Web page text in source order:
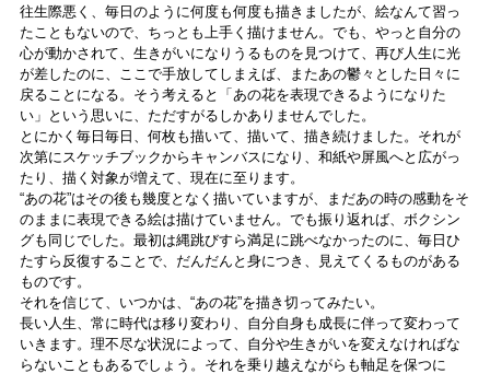
往生際悪く、毎日のように何度も何度も描きましたが、絵なんて習っ
たこともないので、ちっとも上手く描けません。でも、やっと自分の
心が動かされて、生きがいになりうるものを見つけて、再び人生に光
が差したのに、ここで手放してしまえば、またあの鬱々とした日々に
戻ることになる。そう考えると「あの花を表現できるようになりた
い」という思いに、ただすがるしかありませんでした。
とにかく毎日毎日、何枚も描いて、描いて、描き続けました。それが
次第にスケッチブックからキャンバスになり、和紙や屏風へと広がっ
たり、描く対象が増えて、現在に至ります。
“あの花”はその後も幾度となく描いていますが、まだあの時の感動をそ
のままに表現できる絵は描けていません。でも振り返れば、ボクシン
グも同じでした。最初は縄跳びすら満足に跳べなかったのに、毎日ひ
たすら反復することで、だんだんと身につき、見えてくるものがある
ものです。
それを信じて、いつかは、“あの花”を描き切ってみたい。
長い人生、常に時代は移り変わり、自分自身も成長に伴って変わって
いきます。理不尽な状況によって、自分や生きがいを変えなければな
らないこともあるでしょう。それを乗り越えながらも軸足を保つに